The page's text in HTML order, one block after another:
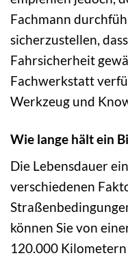
Fachmann
sicherzustellen,
Fahrsicherheit
Fachwerkstatt
Werkzeug und
Wie lange hält ein
Die Lebensdauer
verschiedenen
können Sie von
120.000